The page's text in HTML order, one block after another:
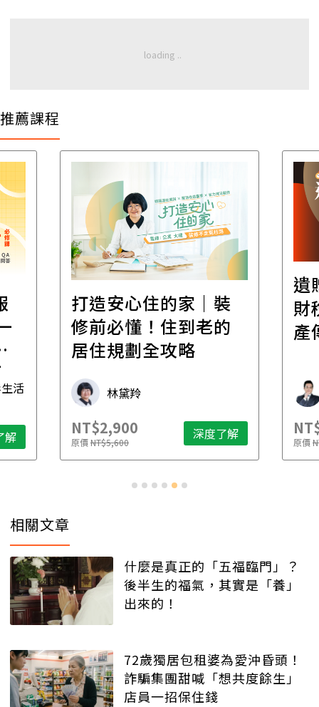
推薦課程
活
解
打造安心住的家｜裝
修前必懂！住到老的
居住規劃全攻略
林黛羚
NT$2,900
原價NT$5,600 深度了解
遺
財
產
原價
相關文章
什麼是真正的「五福臨門」？
後半生的福氣，其實是「養」
出來的！
72歲獨居包租婆為愛沖昏頭！
詐騙集團甜喊「想共度餘生」
店員一招保住錢